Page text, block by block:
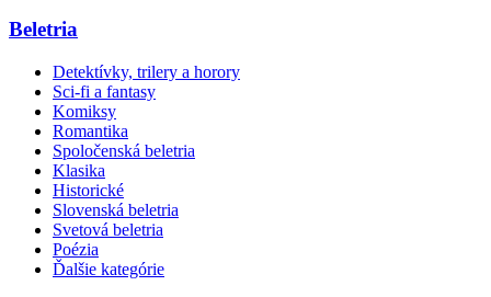
Beletria
Detektívky, trilery a horory
Sci-fi a fantasy
Komiksy
Romantika
Spoločenská beletria
Klasika
Historické
Slovenská beletria
Svetová beletria
Poézia
Ďalšie kategórie